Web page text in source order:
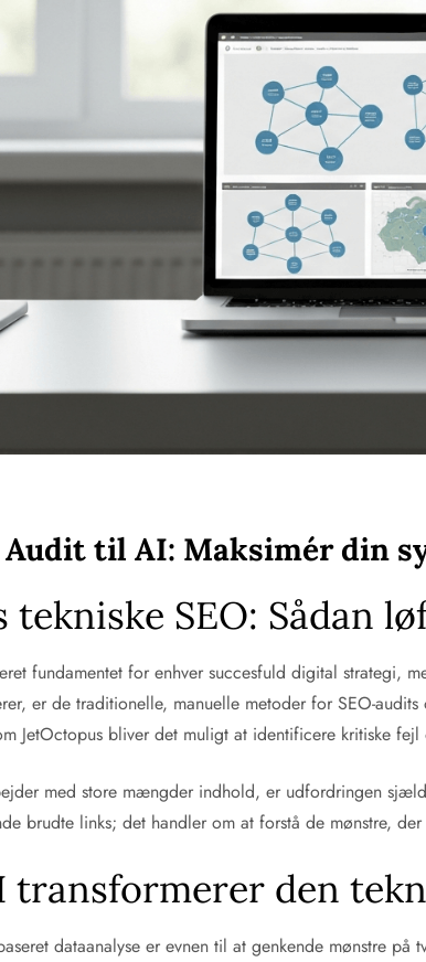
Audit til AI: Maksimér din
tekniske SEO: Sådan
fundamentet for enhver succesfuld digital strategi,
er de traditionelle, manuelle metoder for SEO-
JetOctopus bliver det muligt at identificere kritiske
med store mængder indhold, er udfordringen
brudte links; det handler om at forstå de mønstre,
transformerer den
dataanalyse er evnen til at genkende mønstre